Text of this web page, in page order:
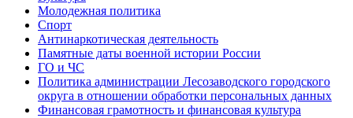
Молодежная политика
Спорт
Антинаркотическая деятельность
Памятные даты военной истории России
ГО и ЧС
Политика администрации Лесозаводского городского
округа в отношении обработки персональных данных
Финансовая грамотность и финансовая культура